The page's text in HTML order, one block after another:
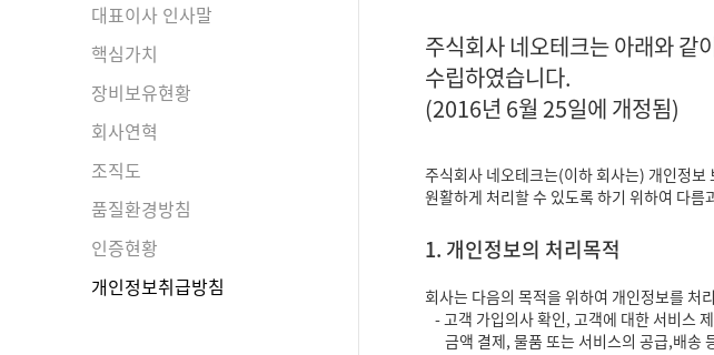
대표이사 인사말
핵심가치
장비보유현황
회사연혁
조직도
품질환경방침
인증현황
개인정보취급방침
주식회사 네오테크는 아래와 같
수립하였습니다.
(2016년 6월 25일에 개정됨)
주식회사 네오테크는(이하 회사는) 개인정
원활하게 처리할 수 있도록 하기 위하여 다
1. 개인정보의 처리목적
회사는 다음의 목적을 위하여 개인정보를 처
- 고객 가입의사 확인, 고객에 대한 서비스
금액 결제, 물품 또는 서비스의 공급,배송